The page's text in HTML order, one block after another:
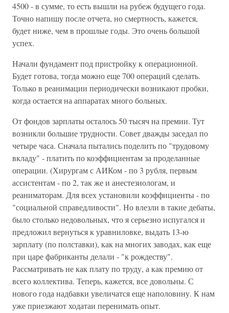
4500 - в сумме, то есть вышли на рубеж будущего года.
Точно напишу после отчета, но смертность, кажется,
будет ниже, чем в прошлые годы. Это очень большой
успех.
Начали фундамент под пристройку к операционной.
Будет готова, тогда можно еще 700 операций сделать.
Только в реанимации периодически возникают пробки,
когда остается на аппаратах много больных.
От фондов зарплаты осталось 50 тысяч на премии. Тут
возникли большие трудности. Совет дважды заседал по
четыре часа. Сначала пытались поделить по "трудовому
вкладу" - платить по коэффициентам за проделанные
операции. (Хирургам с АИКом - по 3 рубля, первым
ассистентам - по 2, так же и анестезиологам, и
реаниматорам. Для всех установили коэффициенты - по
"социальной справедливости". Но влезли в такие дебаты,
было столько недовольных, что я серьезно испугался и
предложил вернуться к уравниловке, выдать 13-ю
зарплату (по полставки), как на многих заводах, как еще
при царе фабриканты делали - "к рождеству".
Рассматривать не как плату по труду, а как премию от
всего коллектива. Теперь, кажется, все довольны. С
нового года надбавки увеличатся еще наполовину. К нам
уже приезжают ходатаи перенимать опыт.